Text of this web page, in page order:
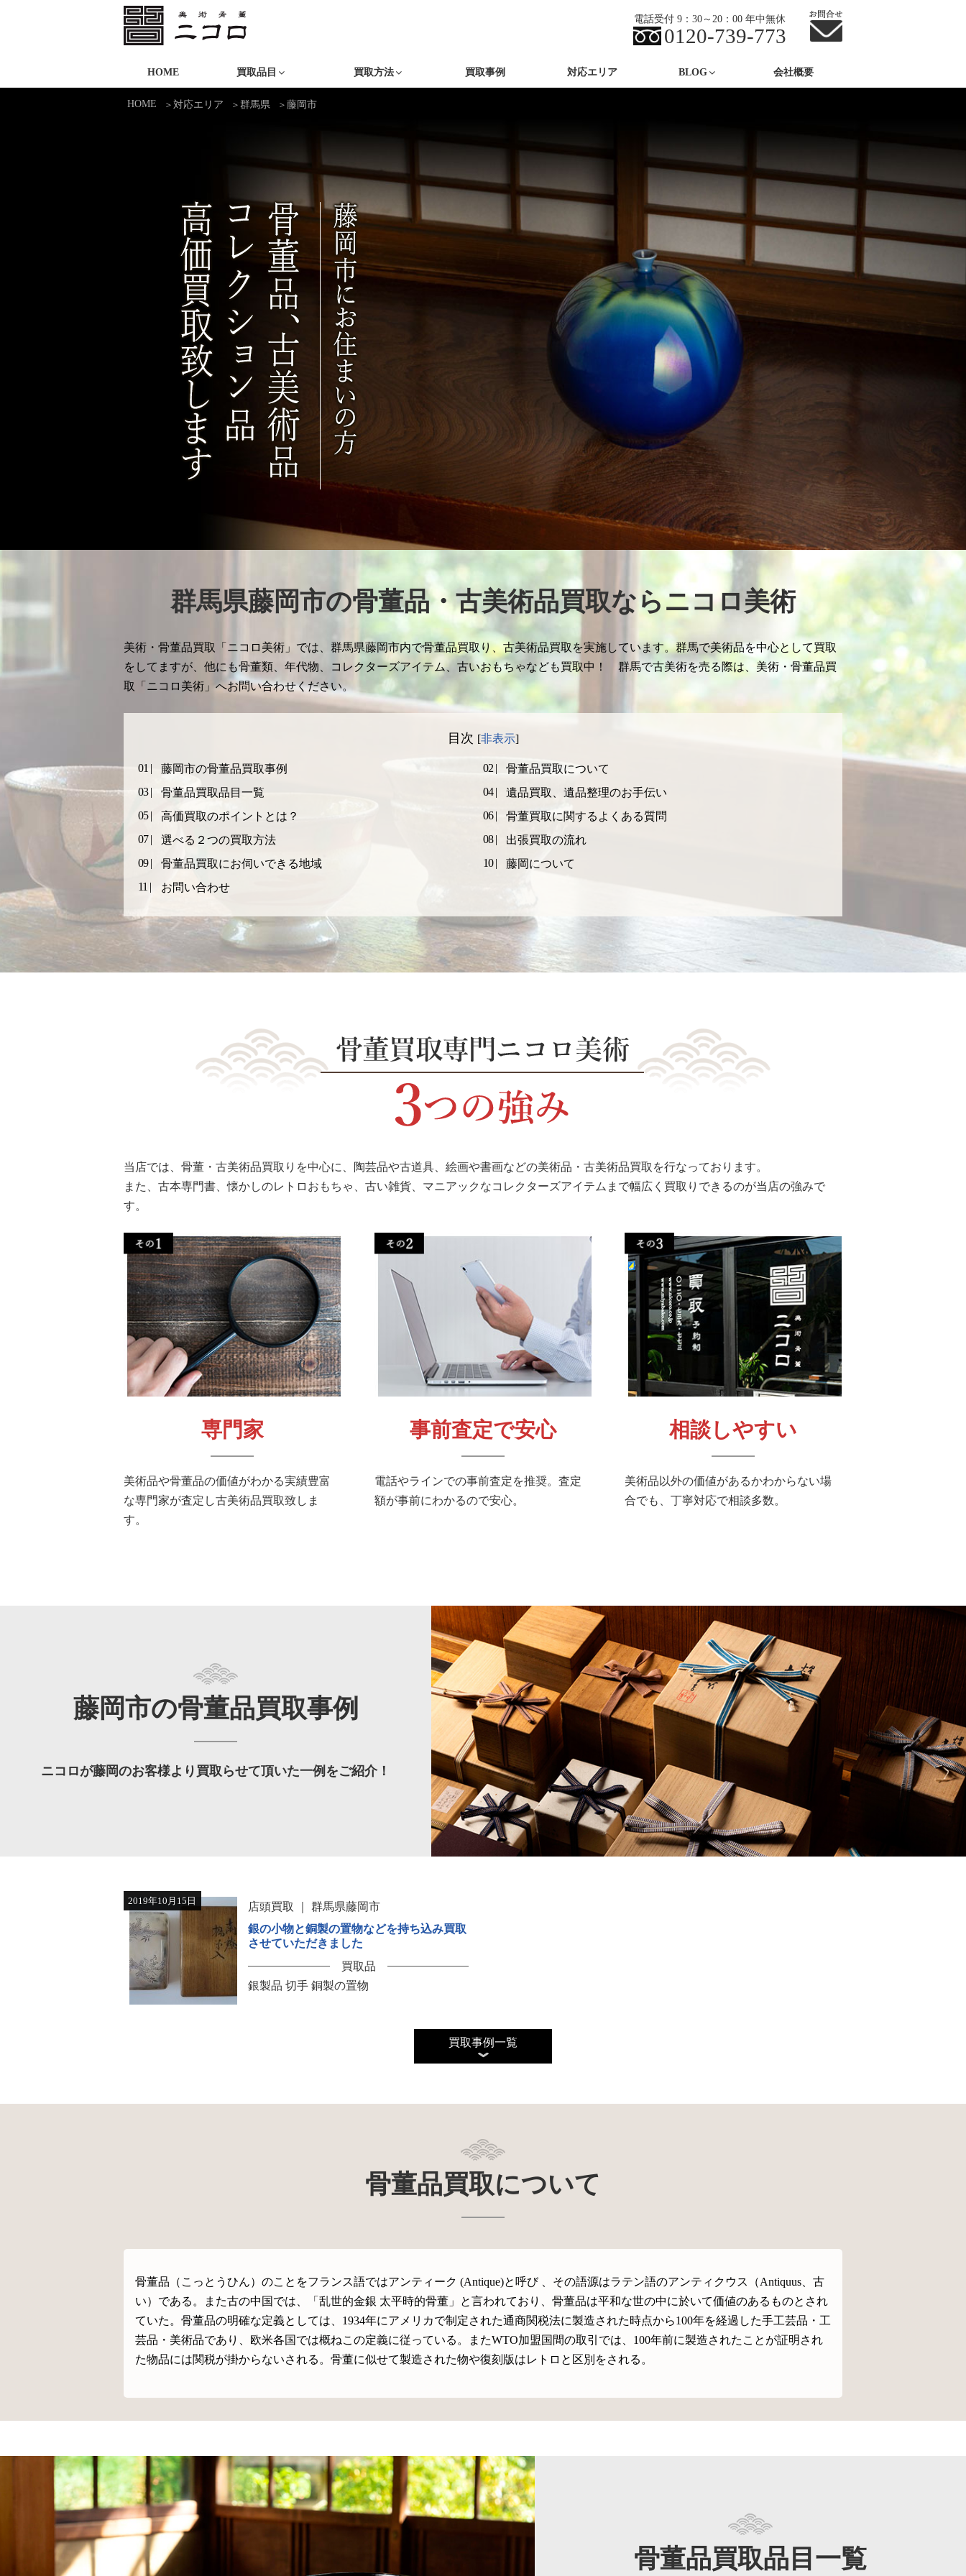
ツ
電話受付 9：30～20：00 年中無休
0120-739-773
ニコロ美術
HOME 買取品目 買取方法 買取事例 対応エリア BLOG 会社概要
HOME 対応エリア 群馬県 藤岡市
群馬県藤岡市の骨董品・古美術品買取ならニコロ美術
美術・骨董品買取「ニコロ美術」では、群馬県藤岡市内で骨董品買取り、古美術品買取を実施しています。群馬で美術品を中心として買取
をしてますが、他にも骨董類、年代物、コレクターズアイテム、古いおもちゃなども買取中！ 群馬で古美術を売る際は、美術・骨董品買
取「ニコロ美術」へお問い合わせください。
目次 [非表示]
藤岡市の骨董品買取事例
骨董品買取について
骨董品買取品目一覧
遺品買取、遺品整理のお手伝い
高価買取のポイントとは？
骨董買取に関するよくある質問
選べる２つの買取方法
出張買取の流れ
骨董品買取にお伺いできる地域
藤岡について
お問い合わせ
当店では、骨董・古美術品買取りを中心に、陶芸品や古道具、絵画や書画などの美術品・古美術品買取を行なっております。
また、古本専門書、懐かしのレトロおもちゃ、古い雑貨、マニアックなコレクターズアイテムまで幅広く買取りできるのが当店の強みで
す。
専門家
美術品や骨董品の価値がわかる実績豊富
な専門家が査定し古美術品買取致しま
す。
事前査定で安心
電話やラインでの事前査定を推奨。査定
額が事前にわかるので安心。
相談しやすい
美術品以外の価値があるかわからない場
合でも、丁寧対応で相談多数。
藤岡市の骨董品買取事例
ニコロが藤岡のお客様より買取らせて頂いた一例をご紹介！
店頭買取
群馬県藤岡市
銀の小物と銅製の置物などを持ち込み買取
させていただきました
買取品
銀製品 切手 銅製の置物
2019年10月15日
買取事例一覧
骨董品買取について
骨董品（こっとうひん）のことをフランス語ではアンティーク (Antique)と呼び 、その語源はラテン語のアンティクウス（Antiquus、古
い）である。また古の中国では、「乱世的金銀 太平時的骨董」と言われており、骨董品は平和な世の中に於いて価値のあるものとされ
ていた。骨董品の明確な定義としては、1934年にアメリカで制定された通商関税法に製造された時点から100年を経過した手工芸品・工
芸品・美術品であり、欧米各国では概ねこの定義に従っている。またWTO加盟国間の取引では、100年前に製造されたことが証明され
た物品には関税が掛からないされる。骨董に似せて製造された物や復刻版はレトロと区別をされる。
骨董品買取品目一覧